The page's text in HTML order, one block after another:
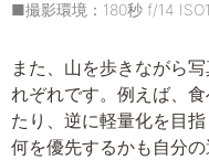
■撮影環境：180秒 f/14
また、山を歩きながら
れぞれです。例えば、
たり、逆に軽量化を目
何を優先するかも自分